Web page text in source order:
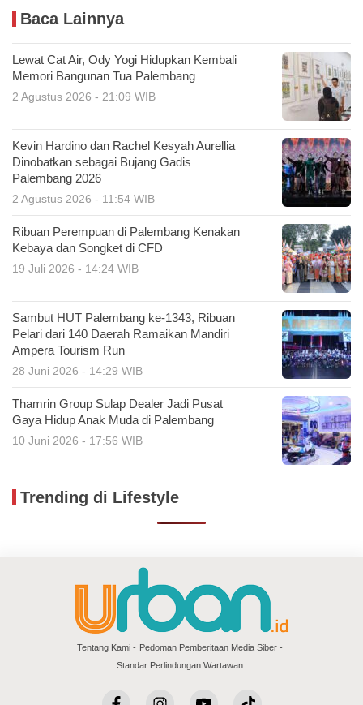
Baca Lainnya
Lewat Cat Air, Ody Yogi Hidupkan Kembali
Memori Bangunan Tua Palembang
2 Agustus 2026 - 21:09 WIB
Kevin Hardino dan Rachel Kesyah Aurellia
Dinobatkan sebagai Bujang Gadis
Palembang 2026
2 Agustus 2026 - 11:54 WIB
Ribuan Perempuan di Palembang Kenakan
Kebaya dan Songket di CFD
19 Juli 2026 - 14:24 WIB
Sambut HUT Palembang ke-1343, Ribuan
Pelari dari 140 Daerah Ramaikan Mandiri
Ampera Tourism Run
28 Juni 2026 - 14:29 WIB
Thamrin Group Sulap Dealer Jadi Pusat
Gaya Hidup Anak Muda di Palembang
10 Juni 2026 - 17:56 WIB
Trending di Lifestyle
Tentang Kami
Pedoman Pemberitaan Media Siber
Standar Perlindungan Wartawan